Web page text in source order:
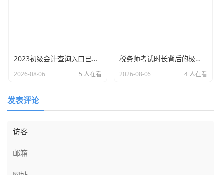
2023初级会计查询入口已开通！查分只是开始，别让这一纸证书定义你的全部未来
2026-08-06 5 人在看
税务师考试时长背后的极限挑战，一场关于耐力、策略与心态的博弈
2026-08-06 4 人在看
发表评论